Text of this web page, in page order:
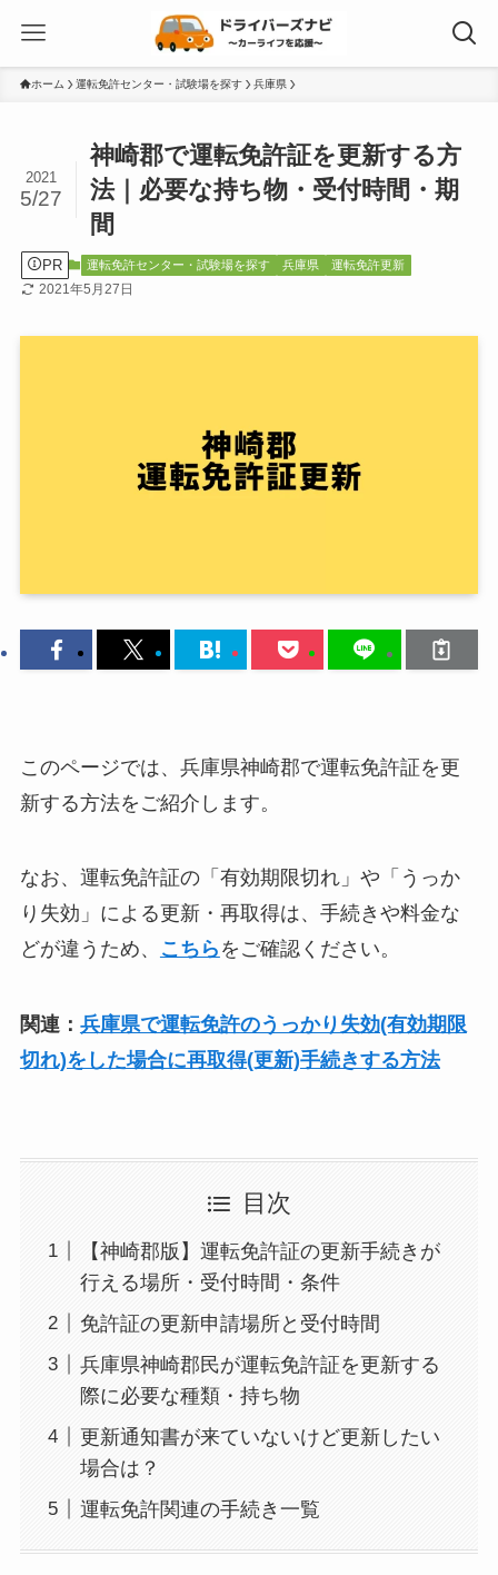
ホーム 運転免許センター・試験場を探す 兵庫県
神崎郡で運転免許証を更新する方
法｜必要な持ち物・受付時間・期
間
2021
5/27
PR 運転免許センター・試験場を探す 兵庫県 運転免許更新
2021年5月27日
このページでは、兵庫県神崎郡で運転免許証を更
新する方法をご紹介します。
なお、運転免許証の「有効期限切れ」や「うっか
り失効」による更新・再取得は、手続きや料金な
どが違うため、
こちら をご確認ください。
関連： 兵庫県で運転免許のうっかり失効(有効期限
切れ)をした場合に再取得(更新)手続きする方法
目次
【神崎郡版】運転免許証の更新手続きが
行える場所・受付時間・条件
免許証の更新申請場所と受付時間
兵庫県神崎郡民が運転免許証を更新する
際に必要な種類・持ち物
更新通知書が来ていないけど更新したい
場合は？
運転免許関連の手続き一覧